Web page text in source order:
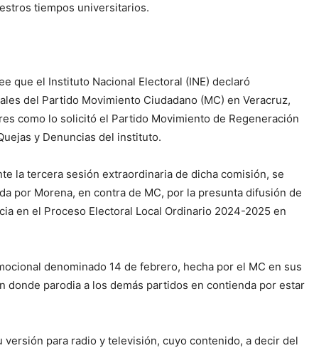
tiempos universitarios.
que el Instituto Nacional Electoral (INE) declaró
del Partido Movimiento Ciudadano (MC) en Veracruz,
como lo solicitó el Partido Movimiento de Regeneración
y Denuncias del instituto.
la tercera sesión extraordinaria de dicha comisión, se
por Morena, en contra de MC, por la presunta difusión de
en el Proceso Electoral Local Ordinario 2024-2025 en
denominado 14 de febrero, hecha por el MC en sus
donde parodia a los demás partidos en contienda por estar
versión para radio y televisión, cuyo contenido, a decir del